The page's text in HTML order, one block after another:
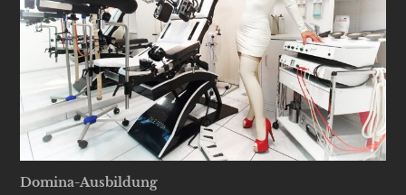
Domina-Ausbildung